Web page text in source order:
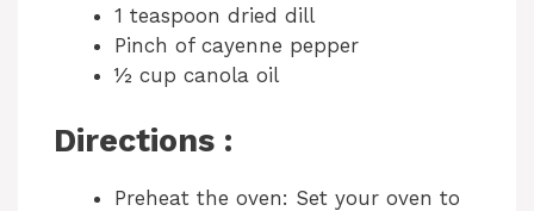
1 teaspoon dried dill
Pinch of cayenne pepper
½ cup canola oil
Directions :
Preheat the oven: Set your oven to